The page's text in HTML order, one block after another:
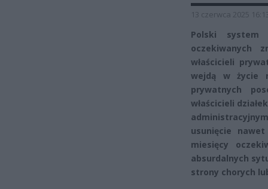
13 czerwca 2025
Polski system
oczekiwanych
właścicieli
wejdą w życie
prywatnych
właścicieli
usunięcie
miesięcy
absurdalnych
strony chorych